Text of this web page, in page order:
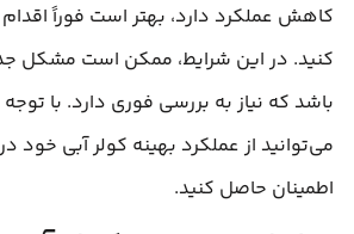
کاهش عملکرد دارد، بهتر است فوراً
کنید. در این شرایط، ممکن است مشکل
باشد که نیاز به بررسی فوری دارد. با
می‌توانید از عملکرد بهینه کولر آبی خود
اطمینان حاصل کنید.